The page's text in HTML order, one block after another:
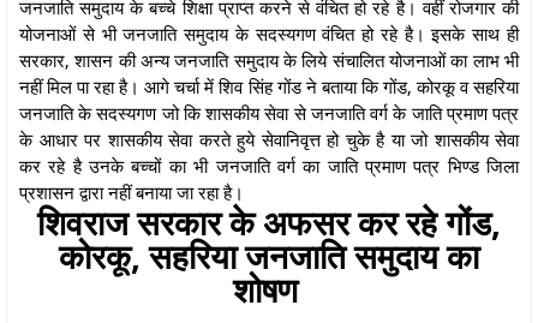
जनजाति समुदाय के बच्चे शिक्षा प्राप्त करने से वंचित हो रहे है। वहीं रोजगार की
योजनाओं से भी जनजाति समुदाय के सदस्यगण वंचित हो रहे है। इसके साथ ही
सरकार, शासन की अन्य जनजाति समुदाय के लिये संचालित योजनाओं का लाभ भी
नहीं मिल पा रहा है। आगे चर्चा में शिव सिंह गोंड ने बताया कि गोंड, कोरकू व सहरिया
जनजाति के सदस्यगण जो कि शासकीय सेवा से जनजाति वर्ग के जाति प्रमाण पत्र
के आधार पर शासकीय सेवा करते हुये सेवानिवृत्त हो चुके है या जो शासकीय सेवा
कर रहे है उनके बच्चों का भी जनजाति वर्ग का जाति प्रमाण पत्र भिण्ड जिला
प्रशासन द्वारा नहीं बनाया जा रहा है।
शिवराज सरकार के अफसर कर रहे गोंड,
कोरकू, सहरिया जनजाति समुदाय का
शोषण